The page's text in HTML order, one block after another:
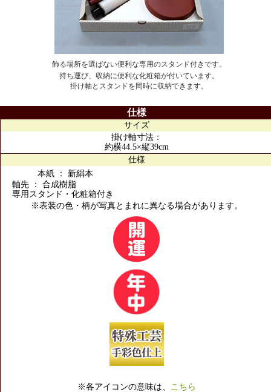
飾る場所を選ばない便利な専用のスタンド付きです。
持ち運び、収納に便利な化粧箱が付いています。
掛け軸とスタンドを同時に収納できます。
仕様
サイズ
掛け軸寸法：
約横44.5×縦39cm
仕様
本紙 ： 新絹本
軸先 ： 合成樹脂
専用スタンド・化粧箱付き
※表装の色・柄が写真とまれに異なる場合があります。
※各アイコンの意味は、 こちら